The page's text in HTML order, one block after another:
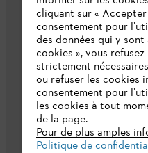
cliquant sur «
consentement pour
des données qui y
cookies », vous
strictement
ou refuser les cookies
consentement pour
les cookies à tout
de la page.
Pour de plus amples
Politique de